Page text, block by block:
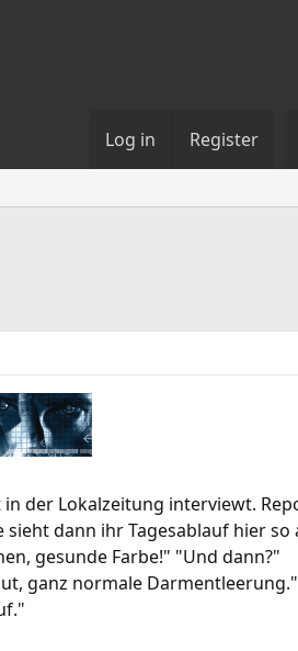
Log in Register
der Lokalzeitung interviewt.
dann ihr Tagesablauf hier so
gesunde Farbe!" "Und dann?"
ganz normale